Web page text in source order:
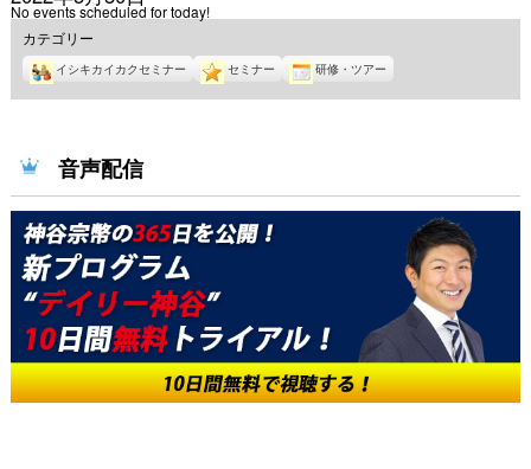
No events scheduled for today!
カテゴリー
イシキカイカクセミナー セミナー 研修・ツアー
音声配信